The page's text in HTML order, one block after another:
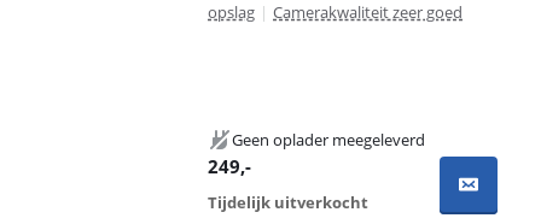
opslag | Camerakwaliteit zeer goed
Geen oplader meegeleverd
249,-
Tijdelijk uitverkocht